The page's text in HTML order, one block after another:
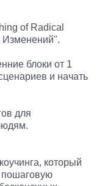
of Radical
Изменений".
блоки от 1
и начать
для
который
пошаговую